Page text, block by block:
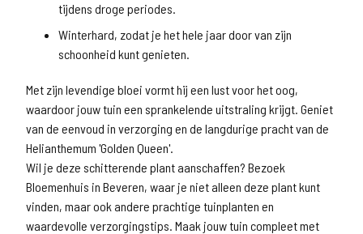
tijdens droge periodes.
Winterhard, zodat je het hele jaar door van zijn
schoonheid kunt genieten.
Met zijn levendige bloei vormt hij een lust voor het oog,
waardoor jouw tuin een sprankelende uitstraling krijgt. Geniet
van de eenvoud in verzorging en de langdurige pracht van de
Helianthemum 'Golden Queen'.
Wil je deze schitterende plant aanschaffen? Bezoek
Bloemenhuis in Beveren, waar je niet alleen deze plant kunt
vinden, maar ook andere prachtige tuinplanten en
waardevolle verzorgingstips. Maak jouw tuin compleet met